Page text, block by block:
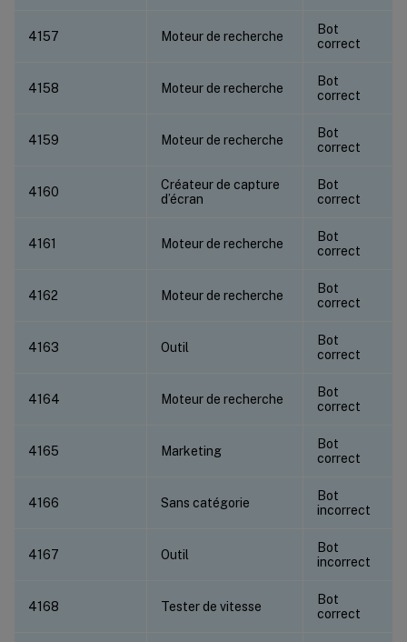
4157 Moteur de recherche
Bot
correct
4158 Moteur de recherche
Bot
correct
4159 Moteur de recherche
Bot
correct
4160
Créateur de capture
d’écran
Bot
correct
4161 Moteur de recherche
Bot
correct
4162 Moteur de recherche
Bot
correct
4163 Outil
Bot
correct
4164 Moteur de recherche
Bot
correct
4165 Marketing
Bot
correct
4166 Sans catégorie
Bot
incorrect
4167 Outil
Bot
incorrect
4168 Tester de vitesse
Bot
correct